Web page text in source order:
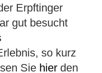
Erpftinger
gut besucht
so kurz
Sie hier den